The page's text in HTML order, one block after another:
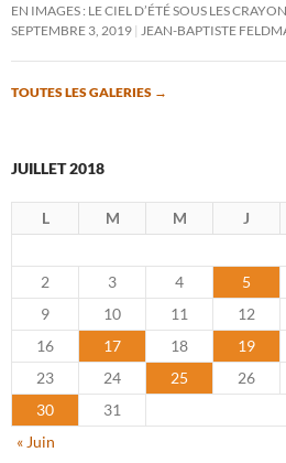
EN IMAGES : LE CIEL D’ÉTÉ SOUS LES
SEPTEMBRE 3, 2019
JEAN-BAPTISTE
TOUTES LES GALERIES →
JUILLET 2018
L M M J
2
3 4 5
9
10 11 12
16
17 18 19
23
24 25 26
30
31
« Juin